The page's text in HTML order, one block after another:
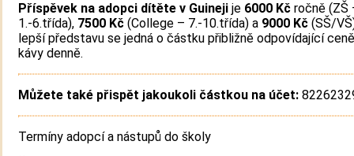
Příspěvek na adopci dítěte v Guineji je 6000 Kč ročně (ZŠ
1.-6.třída), 7500 Kč (College – 7.-10.třída) a 9000 Kč (SŠ/
lepší představu se jedná o částku přibližně odpovídající
kávy denně.
Můžete také přispět jakoukoli částkou na účet:
Termíny adopcí a nástupů do školy